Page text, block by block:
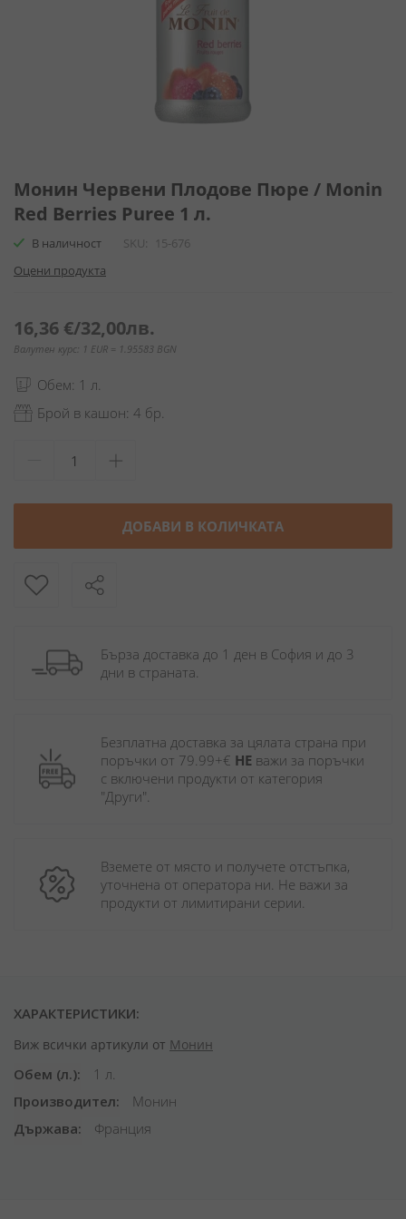
към
началото
на
галерия
снимки
Монин Червени Плодове Пюре / Monin
Red Berries Puree 1 л.
В наличност SKU
15-676
Оцени продукта
16,36 €/32,00лв.
Валутен курс: 1 EUR = 1.95583 BGN
Обем: 1 л.
Брой в кашон: 4 бр.
ДОБАВИ В КОЛИЧКАТА
Бърза доставка до 1 ден в София и до 3
дни в страната.
Безплатна доставка за цялата страна при
поръчки от 79.99+€ НЕ важи за поръчки
с включени продукти от категория
"Други".
Вземете от място и получете отстъпка,
уточнена от оператора ни. Не важи за
продукти от лимитирани серии.
ХАРАКТЕРИСТИКИ:
Виж всички артикули от Монин
Обем (л.)
1 л.
Производител
Монин
Държава
Франция